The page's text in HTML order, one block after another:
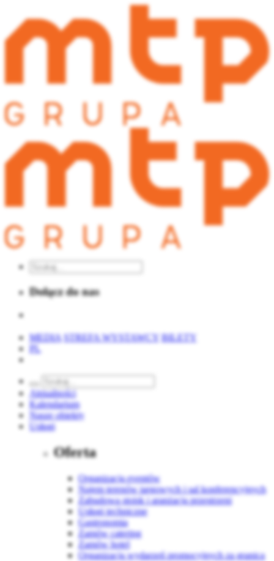
Dołącz do nas
MEDIA STREFA WYSTAWCY BILETY
PL
Aktualności
Kalendarium
Nasze obiekty
Usługi
Oferta
Organizacja eventów
Najem terenów targowych i sal konferencyjnych
Zabudowa stoisk i aranżacja przestrzeni
Usługi techniczne
Gastronomia
Zamów catering
Zamów hotel
Organizacja wydarzeń promocyjnych za granicą